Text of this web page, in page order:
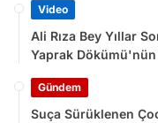
Video
Ali Rıza Bey Yıllar
Yaprak
Gündem
Suça Sürüklenen